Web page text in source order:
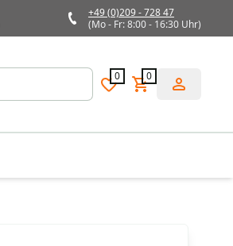
+49 (0)209 - 728 47
(Mo - Fr: 8:00 - 16:30 Uhr)
0 0